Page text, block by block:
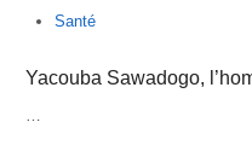
Santé
Yacouba Sawadogo,
…